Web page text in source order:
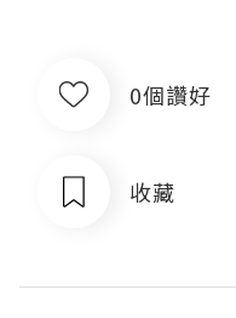
0個讚好
收藏